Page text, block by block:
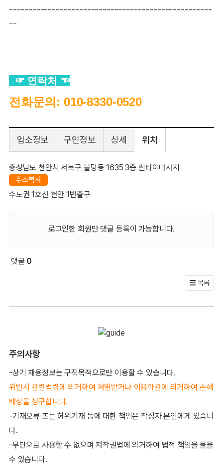
----------------------------------------------------
--
☞ 연락처 ☜
전화문의: 010-8330-0520
업소정보 구인정보 상세 위치
충청남도 천안시 서북구 불당동 1635 3층 린타이마사지
주소복사
수도권 1호선 천안 1번출구
로그인한 회원만 댓글 등록이 가능합니다.
댓글 0
목록
주의사항
-상기 채용정보는 구직목적으로만 이용할 수 있습니다.
위반시 관련법령에 의거하여 처벌받거나 이용약관에 의거하여 손해
배상을 청구합니다.
-기재오류 또는 허위기재 등에 대한 책임은 작성자 본인에게 있습니
다.
-무단으로 사용할 수 없으며 저작권법에 의거하여 법적 책임을 물을
수 있습니다.